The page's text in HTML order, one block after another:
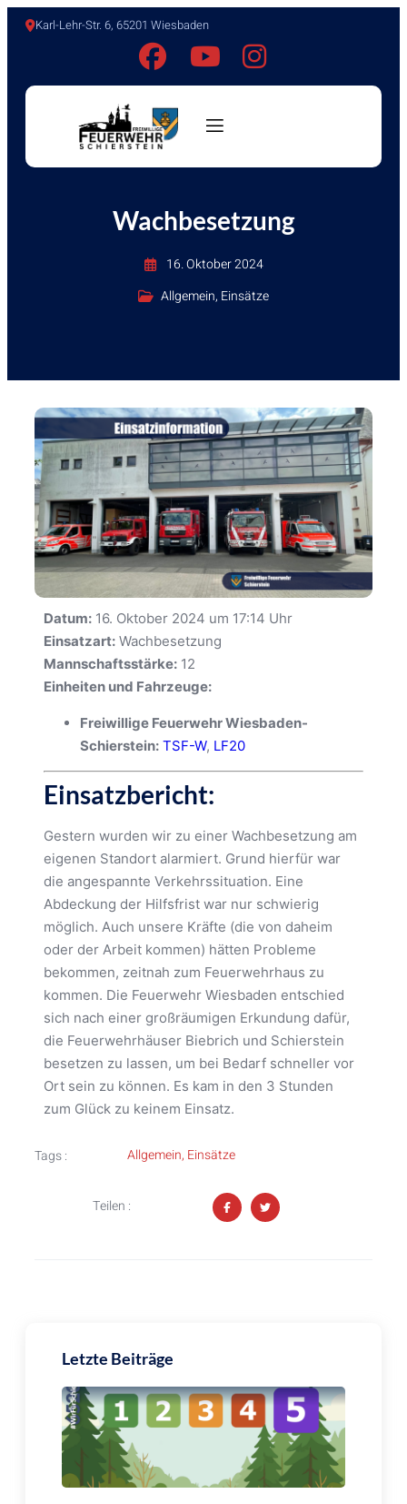
Karl-Lehr-Str. 6, 65201 Wiesbaden
Wachbesetzung
16. Oktober 2024
Allgemein, Einsätze
Datum: 16. Oktober 2024 um 17:14 Uhr
Einsatzart: Wachbesetzung
Mannschaftsstärke: 12
Einheiten und Fahrzeuge:
Freiwillige Feuerwehr Wiesbaden-
Schierstein: TSF-W, LF20
Einsatzbericht:
Gestern wurden wir zu einer Wachbesetzung am
eigenen Standort alarmiert. Grund hierfür war
die angespannte Verkehrssituation. Eine
Abdeckung der Hilfsfrist war nur schwierig
möglich. Auch unsere Kräfte (die von daheim
oder der Arbeit kommen) hätten Probleme
bekommen, zeitnah zum Feuerwehrhaus zu
kommen. Die Feuerwehr Wiesbaden entschied
sich nach einer großräumigen Erkundung dafür,
die Feuerwehrhäuser Biebrich und Schierstein
besetzen zu lassen, um bei Bedarf schneller vor
Ort sein zu können. Es kam in den 3 Stunden
zum Glück zu keinem Einsatz.
Tags : Allgemein, Einsätze
Teilen :
Letzte Beiträge